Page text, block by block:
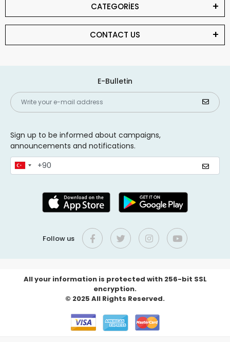
CATEGORİES
CONTACT US
E-Bulletin
Sign up to be informed about campaigns,
announcements and notifications.
Follow us
All your information is protected with 256-bit SSL
encryption.
© 2025 All Rights Reserved.